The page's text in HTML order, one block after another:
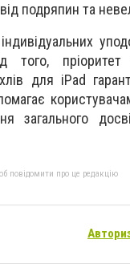
подряпин та
того, пріоритет
для iPad
повідомити про це редакцію